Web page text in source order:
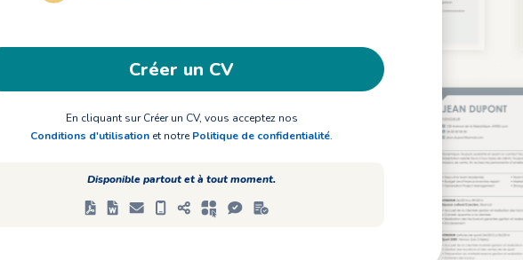
Créer un CV
En cliquant sur Créer un CV, vous acceptez nos
Conditions d'utilisation et notrePolitique de confidentialité.
Disponible partout et à tout moment.